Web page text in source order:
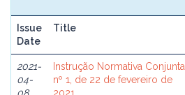
Issue
Date
Title
2021-
04-
Instrução Normativa Conjunta
nº 1, de 22 de fevereiro de